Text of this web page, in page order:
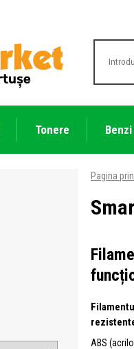
Tonere
Pagina
ABS